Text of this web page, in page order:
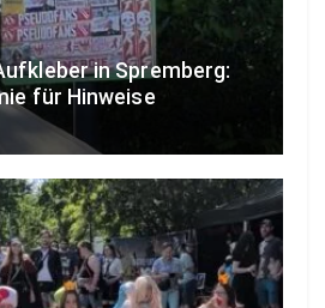
in Spremberg:
für Hinweise